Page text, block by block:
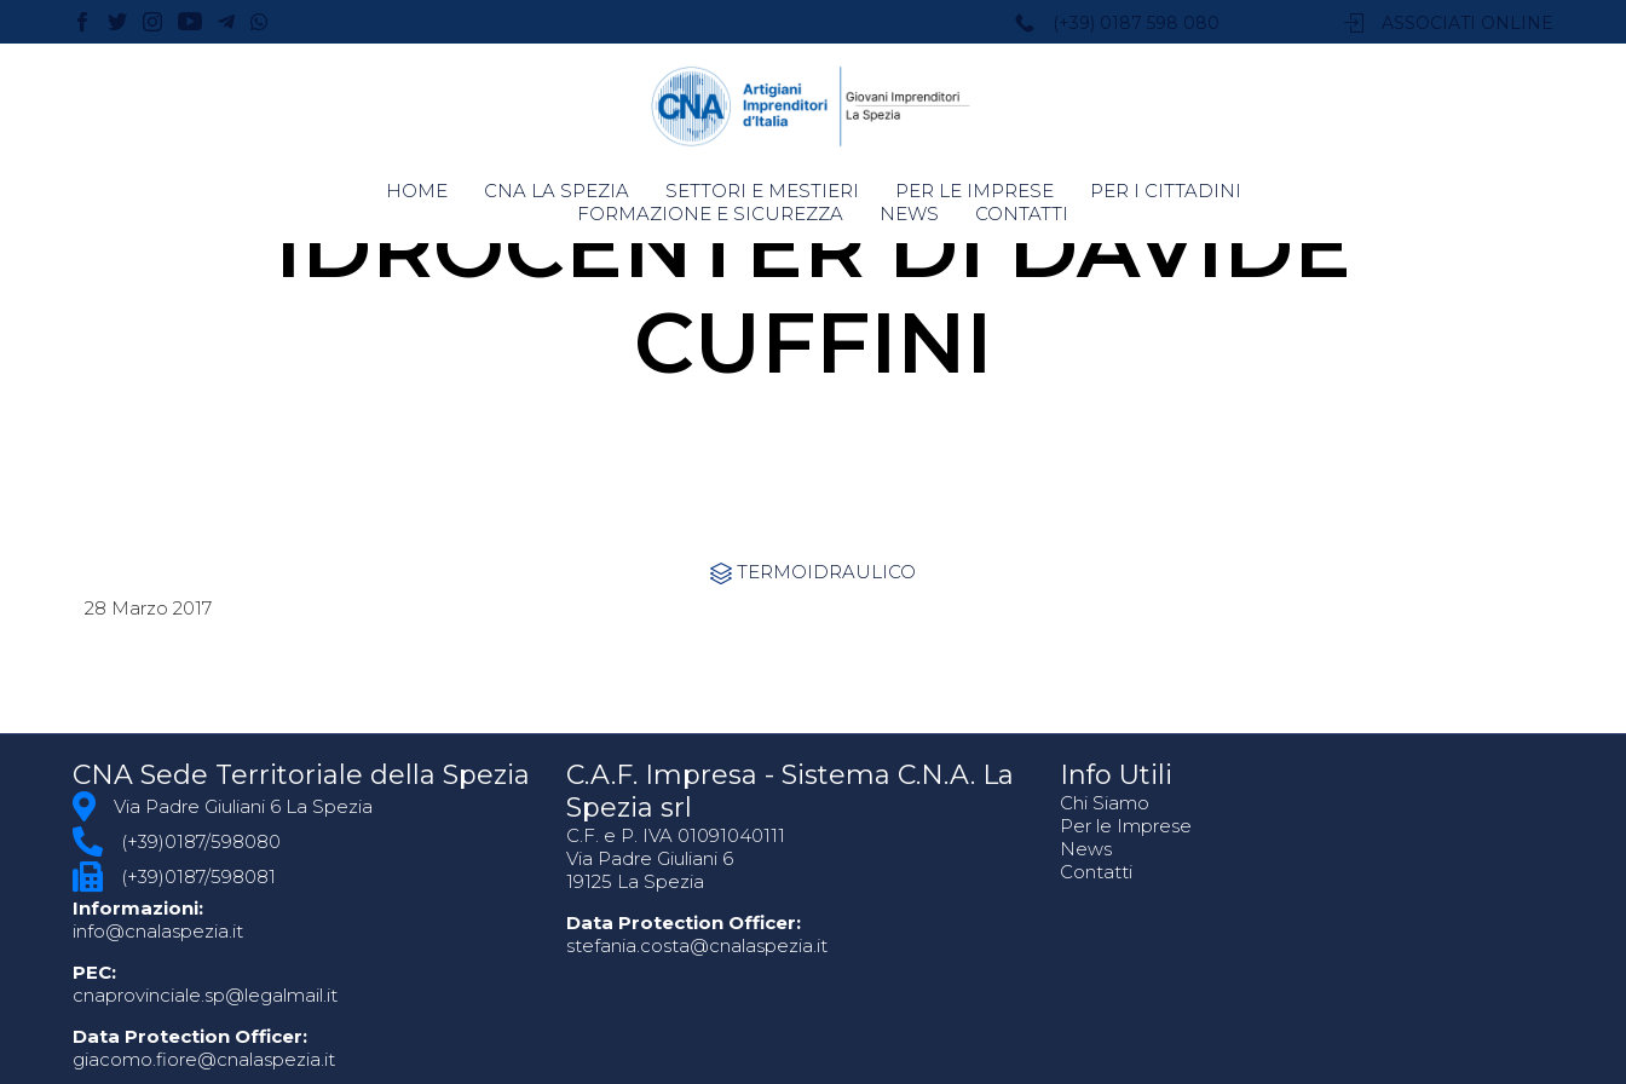
(+39) 0187 598 080 ASSOCIATI ONLINE
Skip
to
HOME CNA LA SPEZIA SETTORI E MESTIERI PER LE IMPRESE
PER I CITTADINI
FORMAZIONE E SICUREZZA
NEWS CONTATTI
IDROCENTER DI DAVIDE
CUFFINI
 Category
TERMOIDRAULICO
28 Marzo 2017
CNA Sede Territoriale della Spezia
Via Padre Giuliani 6 La Spezia
(+39)0187/598080
(+39)0187/598081
Informazioni:
info@cnalaspezia.it
PEC:
cnaprovinciale.sp@legalmail.it
Data Protection Officer:
giacomo.fiore@cnalaspezia.it
C.A.F. Impresa - Sistema C.N.A. La
Spezia srl
C.F. e P. IVA 01091040111
Via Padre Giuliani 6
19125 La Spezia
Data Protection Officer:
stefania.costa@cnalaspezia.it
Info Utili
Chi Siamo
Per le Imprese
News
Contatti